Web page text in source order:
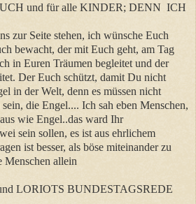
und für alle KINDER; DENN ICH
zur Seite stehen, ich wünsche Euch
bewacht, der mit Euch geht, am Tag
in Euren Träumen begleitet und der
Der Euch schützt, damit Du nicht
in der Welt, denn es müssen nicht
die Engel.... Ich sah eben Menschen,
wie Engel..das ward Ihr
sein sollen, es ist aus ehrlichem
ist besser, als böse miteinander zu
Menschen allein
LORIOTS BUNDESTAGSREDE